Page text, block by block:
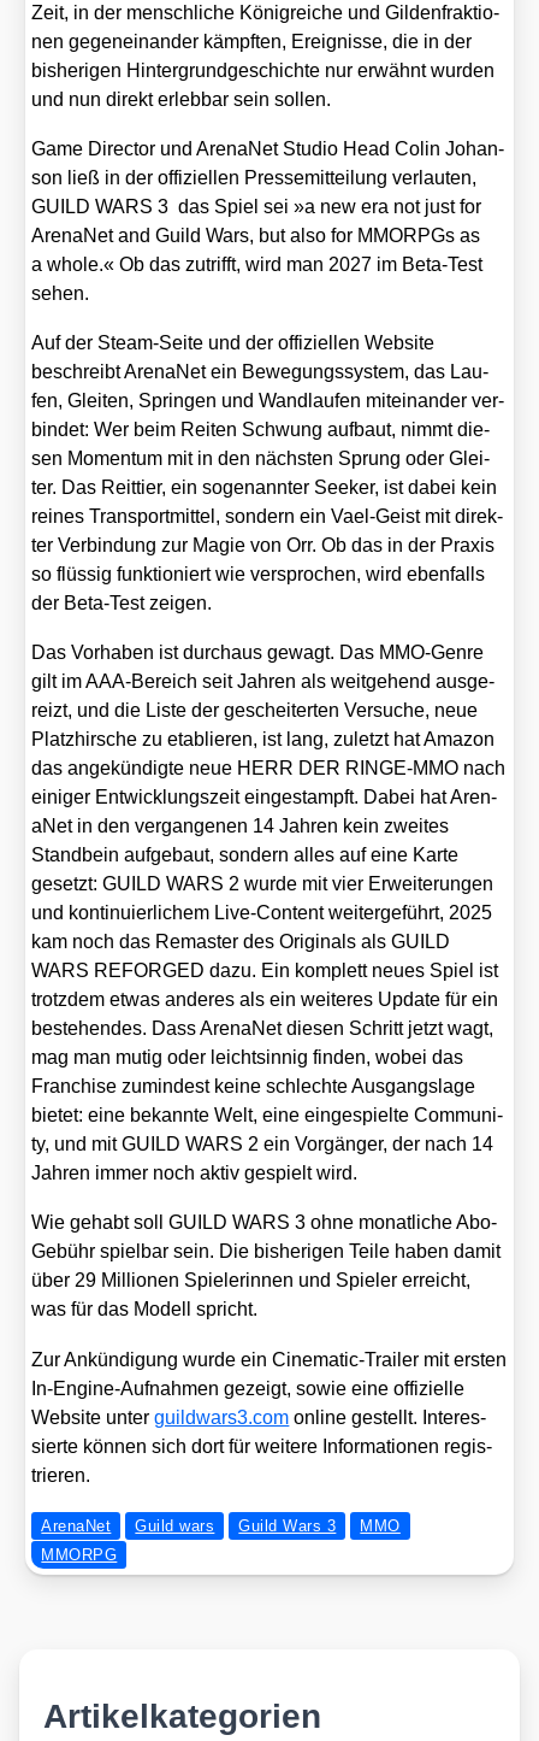
Zeit, in der mensch­li­che König­rei­che und Gil­den­frak­tio­
nen gegen­ein­an­der kämpf­ten, Ereig­nis­se, die in der
bis­he­ri­gen Hin­ter­grund­ge­schich­te nur erwähnt wur­den
und nun direkt erleb­bar sein sol­len.
Game Direc­tor und Aren­aNet Stu­dio Head Colin Johan­
son ließ in der offi­zi­el­len Pres­se­mit­tei­lung ver­lau­ten,
GUILD WARS 3 das Spiel sei »a new era not just for
Aren­aNet and Guild Wars, but also for MMORPGs as
a who­le.« Ob das zutrifft, wird man 2027 im Beta-Test
sehen.
Auf der Steam-Sei­te und der offi­zi­el­len Web­site
beschreibt Aren­aNet ein Bewe­gungs­sys­tem, das Lau­
fen, Glei­ten, Sprin­gen und Wand­lau­fen mit­ein­an­der ver­
bin­det: Wer beim Rei­ten Schwung auf­baut, nimmt die­
sen Momen­tum mit in den nächs­ten Sprung oder Glei­
ter. Das Reit­tier, ein soge­nann­ter See­ker, ist dabei kein
rei­nes Trans­port­mit­tel, son­dern ein Vael-Geist mit direk­
ter Ver­bin­dung zur Magie von Orr. Ob das in der Pra­xis
so flüs­sig funk­tio­niert wie ver­spro­chen, wird eben­falls
der Beta-Test zei­gen.
Das Vor­ha­ben ist durch­aus gewagt. Das MMO-Gen­re
gilt im AAA-Bereich seit Jah­ren als weit­ge­hend aus­ge­
reizt, und die Lis­te der geschei­ter­ten Ver­su­che, neue
Platz­hir­sche zu eta­blie­ren, ist lang, zuletzt hat Ama­zon
das ange­kün­dig­te neue HERR DER RINGE-MMO nach
eini­ger Ent­wick­lungs­zeit ein­ge­stampft. Dabei hat Aren­
aNet in den ver­gan­ge­nen 14 Jah­ren kein zwei­tes
Stand­bein auf­ge­baut, son­dern alles auf eine Kar­te
gesetzt: GUILD WARS 2 wur­de mit vier Erwei­te­run­gen
und kon­ti­nu­ier­li­chem Live-Con­tent wei­ter­ge­führt, 2025
kam noch das Remas­ter des Ori­gi­nals als GUILD
WARS REFORGED dazu. Ein kom­plett neu­es Spiel ist
trotz­dem etwas ande­res als ein wei­te­res Update für ein
bestehen­des. Dass Aren­aNet die­sen Schritt jetzt wagt,
mag man mutig oder leicht­sin­nig fin­den, wobei das
Fran­chise zumin­dest kei­ne schlech­te Aus­gangs­la­ge
bie­tet: eine bekann­te Welt, eine ein­ge­spiel­te Com­mu­ni­
ty, und mit GUILD WARS 2 ein Vor­gän­ger, der nach 14
Jah­ren immer noch aktiv gespielt wird.
Wie gehabt soll GUILD WARS 3 ohne monat­li­che Abo-
Gebühr spiel­bar sein. Die bis­he­ri­gen Tei­le haben damit
über 29 Mil­lio­nen Spie­le­rin­nen und Spie­ler erreicht,
was für das Modell spricht.
Zur Ankün­di­gung wur­de ein Cine­ma­tic-Trai­ler mit ers­ten
In-Engi­ne-Auf­nah­men gezeigt, sowie eine offi­zi­el­le
Web­site unterguild​wa​r​s3​.com online gestellt. Inter­es­
sier­te kön­nen sich dort für wei­te­re Infor­ma­tio­nen regis­
trie­ren.
ArenaNet Guild wars Guild Wars 3
MMO
MMORPG
Artikelkategorien